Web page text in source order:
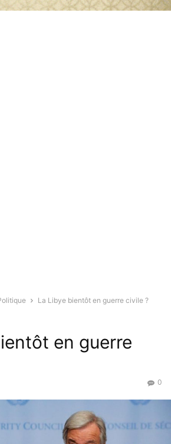
La Libye bientôt en guerre civile ?
en guerre
0